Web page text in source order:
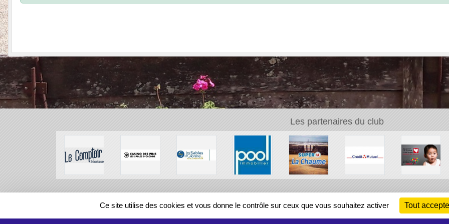
Les partenaires du club
REGIONS
Ce site utilise des cookies et vous donne le contrôle sur ceux que vous souhaitez activer Tout